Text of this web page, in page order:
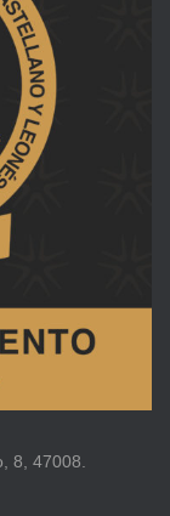
8, 47008.